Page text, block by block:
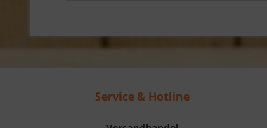
Service & Hotline